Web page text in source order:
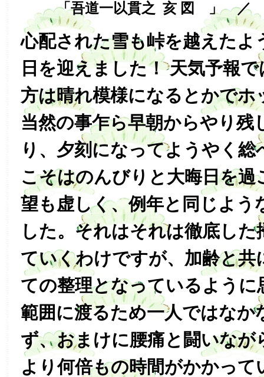
「吾道一以貫之 亥 図 」 ／
心配された雪も峠を越えたよ
日を迎えました！ 天気予報
方は晴れ模様になるとかでホ
当然の事乍ら早朝からやり残
り、夕刻になってようやく総
こそはのんびりと大晦日を過
望も虚しく、例年と同じよう
した。それはそれは徹底した
ていくわけですが、加齢と共
ての整理となっているように
範囲に渡るため一人ではなか
ず、おまけに腰痛と闘いなが
より何倍もの時間がかかって